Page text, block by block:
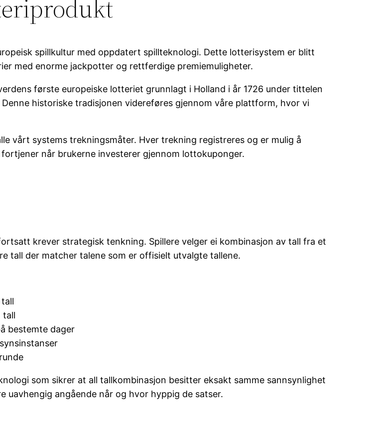
spillkultur med oppdatert spillteknologi. Dette lotterisystem er blitt
med enorme jackpotter og rettferdige premiemuligheter.
første europeiske lotteriet grunnlagt i Holland i år 1726 under tittelen
historiske tradisjonen videreføres gjennom våre plattform, hvor vi
vårt systems trekningsmåter. Hver trekning registreres og er mulig å
når brukerne investerer gjennom lottokuponger.
krever strategisk tenkning. Spillere velger ei kombinasjon av tall fra et
tall der matcher talene som er offisielt utvalgte tallene.
tall
bestemte dager
som sikrer at all tallkombinasjon besitter eksakt samme sannsynlighet
uavhengig angående når og hvor hyppig de satser.